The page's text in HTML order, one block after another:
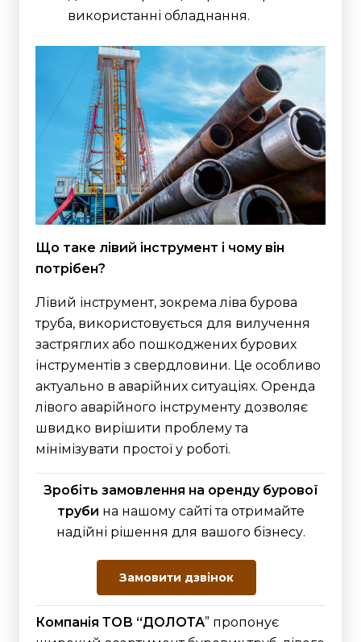
використанні обладнання.
Що таке лівий інструмент і чому він
потрібен?
Лівий інструмент, зокрема ліва бурова
труба, використовується для вилучення
застряглих або пошкоджених бурових
інструментів з свердловини. Це особливо
актуально в аварійних ситуаціях. Оренда
лівого аварійного інструменту дозволяє
швидко вирішити проблему та
мінімізувати простої у роботі.
Зробіть замовлення на оренду бурової
труби на нашому сайті та отримайте
надійні рішення для вашого бізнесу.
Замовити дзвінок
Компанія ТОВ “ДОЛОТА” пропонує